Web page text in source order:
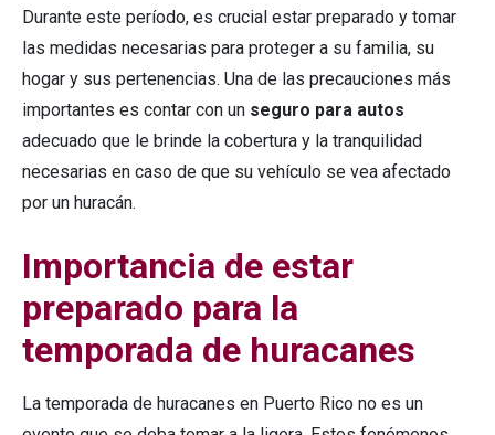
Durante este período, es crucial estar preparado y tomar
las medidas necesarias para proteger a su familia, su
hogar y sus pertenencias. Una de las precauciones más
importantes es contar con un seguro para autos
adecuado que le brinde la cobertura y la tranquilidad
necesarias en caso de que su vehículo se vea afectado
por un huracán.
Importancia de estar
preparado para la
temporada de huracanes
La temporada de huracanes en Puerto Rico no es un